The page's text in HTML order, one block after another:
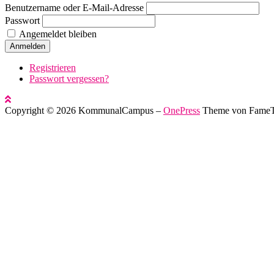
Benutzername oder E-Mail-Adresse
Passwort
Angemeldet bleiben
Anmelden
Registrieren
Passwort vergessen?
Copyright © 2026 KommunalCampus – OnePress Theme von